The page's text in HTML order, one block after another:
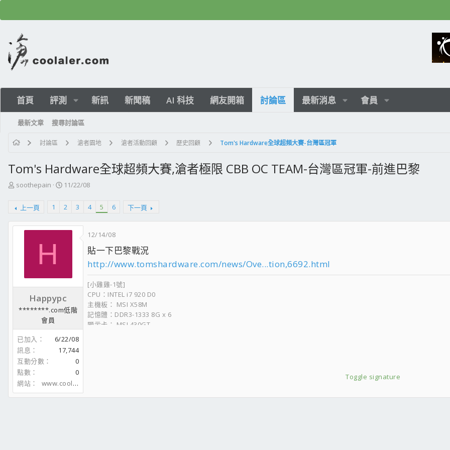
首頁 評測 新訊 新聞稿 AI 科技 網友開箱 討論區 最新消息 會員
最新文章 搜尋討論區
討論區 滄者園地 滄者活動回顧 歷史回顧 Tom's Hardware全球超頻大賽-台灣區冠軍
Tom's Hardware全球超頻大賽,滄者極限 CBB OC TEAM-台灣區冠軍-前進巴黎
主
人
soothepain
開
日
11/22/08
上一頁 1 2 3 4 5 6 下一頁
H
Happypc
********.com低階
會員
已加入
6/22/08
訊息
17,744
互動分數
0
點數
0
網站
www.coolaler.com
12/14/08
貼一下巴黎戰況
http://www.tomshardware.com/news/Ove...tion,6692.html
Toggle signature
[小雞雞-1號]
CPU：INTEL i7 920 D0
主機板： MSI X58M
記憶體：DDR3-1333 8G x 6
顯示卡： MSI 430GT